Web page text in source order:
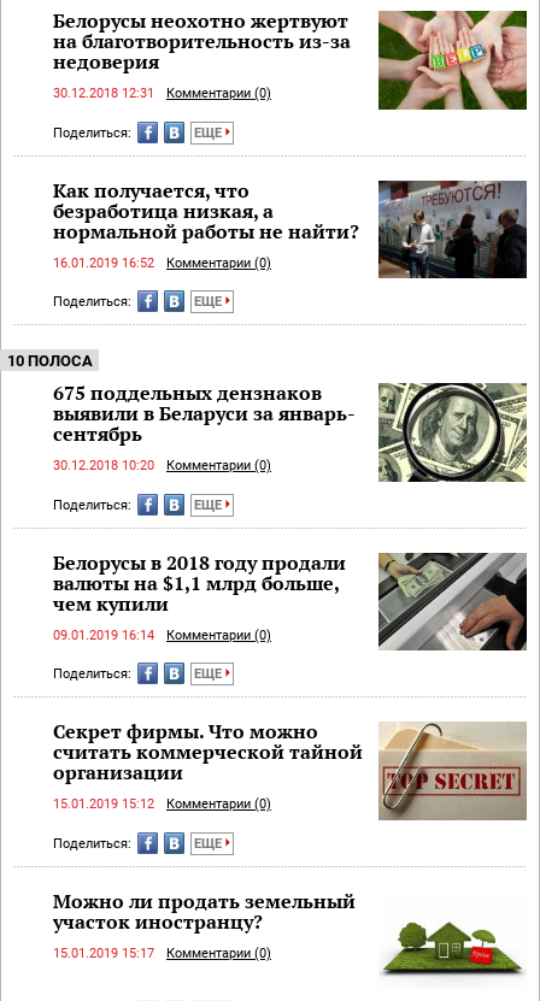
Белорусы неохотно жертвуют
на благотворительность из-за
недоверия
30.12.2018 12:31 Комментарии (0)
Поделиться: ЕЩЕ
Как получается, что
безработица низкая, а
нормальной работы не найти?
16.01.2019 16:52 Комментарии (0)
Поделиться: ЕЩЕ
10 ПОЛОСА
675 поддельных дензнаков
выявили в Беларуси за январь-
сентябрь
30.12.2018 10:20 Комментарии (0)
Поделиться: ЕЩЕ
Белорусы в 2018 году продали
валюты на $1,1 млрд больше,
чем купили
09.01.2019 16:14 Комментарии (0)
Поделиться: ЕЩЕ
Секрет фирмы. Что можно
считать коммерческой тайной
организации
15.01.2019 15:12 Комментарии (0)
Поделиться: ЕЩЕ
Можно ли продать земельный
участок иностранцу?
15.01.2019 15:17 Комментарии (0)